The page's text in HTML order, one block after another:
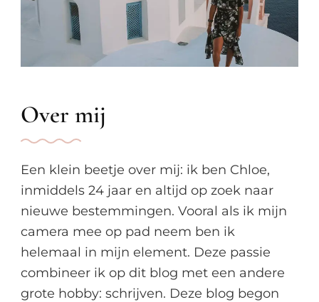
Over mij
Een klein beetje over mij: ik ben Chloe,
inmiddels 24 jaar en altijd op zoek naar
nieuwe bestemmingen. Vooral als ik mijn
camera mee op pad neem ben ik
helemaal in mijn element. Deze passie
combineer ik op dit blog met een andere
grote hobby: schrijven. Deze blog begon